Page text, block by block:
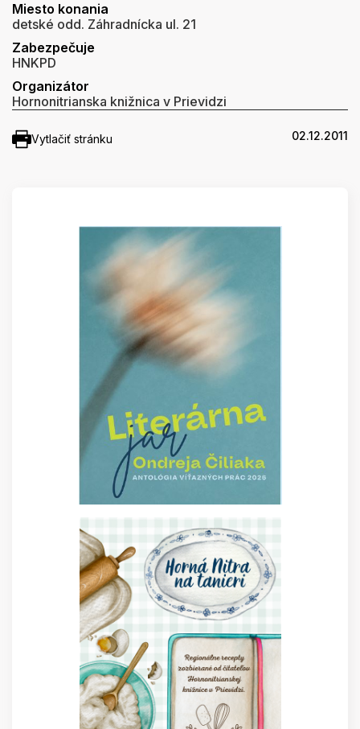
Miesto konania
detské odd. Záhradnícka ul. 21
Zabezpečuje
HNKPD
Organizátor
Hornonitrianska knižnica v Prievidzi
Vytlačiť stránku 02.12.2011